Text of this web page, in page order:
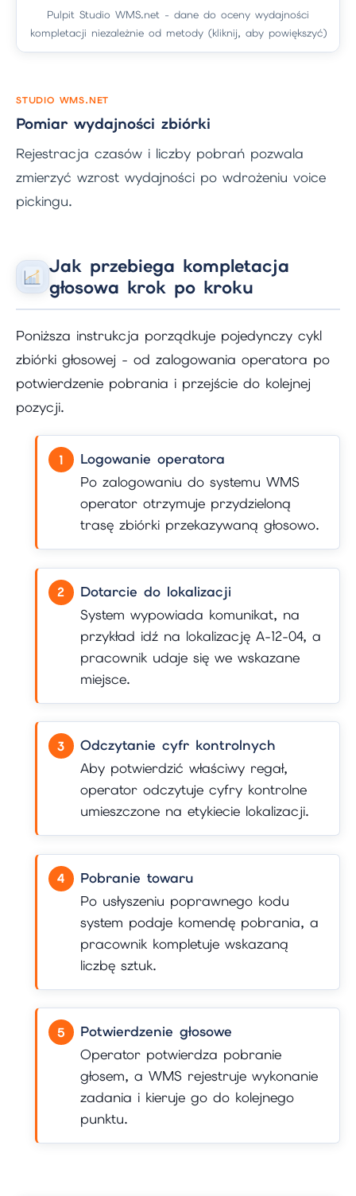
Pulpit Studio WMS.net - dane do oceny wydajności
kompletacji niezależnie od metody (kliknij, aby powiększyć)
STUDIO WMS.NET
Pomiar wydajności zbiórki
Rejestracja czasów i liczby pobrań pozwala
zmierzyć wzrost wydajności po wdrożeniu voice
pickingu.
Jak przebiega kompletacja
głosowa krok po kroku
Poniższa instrukcja porządkuje pojedynczy cykl
zbiórki głosowej - od zalogowania operatora po
potwierdzenie pobrania i przejście do kolejnej
pozycji.
Logowanie operatora
Po zalogowaniu do systemu WMS
operator otrzymuje przydzieloną
trasę zbiórki przekazywaną głosowo.
Dotarcie do lokalizacji
System wypowiada komunikat, na
przykład idź na lokalizację A-12-04, a
pracownik udaje się we wskazane
miejsce.
Odczytanie cyfr kontrolnych
Aby potwierdzić właściwy regał,
operator odczytuje cyfry kontrolne
umieszczone na etykiecie lokalizacji.
Pobranie towaru
Po usłyszeniu poprawnego kodu
system podaje komendę pobrania, a
pracownik kompletuje wskazaną
liczbę sztuk.
Potwierdzenie głosowe
Operator potwierdza pobranie
głosem, a WMS rejestruje wykonanie
zadania i kieruje go do kolejnego
punktu.